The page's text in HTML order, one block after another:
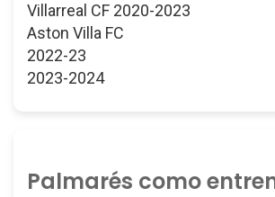
Villarreal CF 2020-2023
Aston Villa FC
2022-23
2023-2024
Palmarés como